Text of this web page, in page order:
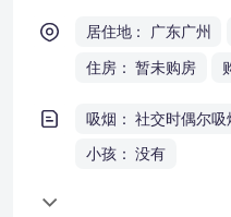
居住地： 广东广州
住房： 暂未购房
吸烟： 社交时偶尔吸
小孩： 没有